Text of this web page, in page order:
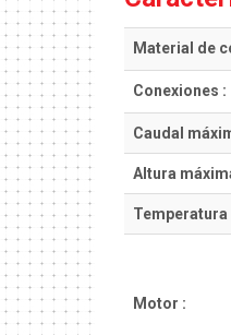
Material de
Conexiones :
Caudal
Altura
Temperatura
Motor :